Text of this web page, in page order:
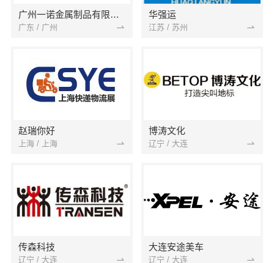
广州一诺金属制品有限公司
广东 / 广州
华强运
江苏 / 苏州
赵瑞你好
上海 / 上海
博涛文化
辽宁 / 大连
传森科技
辽宁 / 大连
大连安途美车
辽宁 / 大连